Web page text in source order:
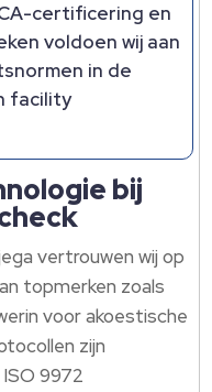
certificering en
voldoen wij aan
in de
facility
bij
vertrouwen wij op
topmerken zoals
voor akoestische
zijn
9972